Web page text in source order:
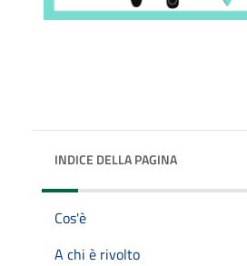
INDICE DELLA PAGINA
Cos'è
A chi è rivolto